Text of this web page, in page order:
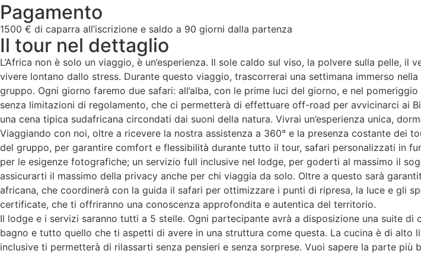
originale
era:
€ 5.900.
attuale
è:
€ 5.500.
Pagamento
1500 € di caparra all’iscrizione e saldo a 90 giorni dalla partenza
Il tour nel dettaglio
L’Africa non è solo un viaggio, è un’esperienza. Il sole caldo sul viso, la polvere sulla pelle,
vivere lontano dallo stress. Durante questo viaggio, trascorrerai una settimana immerso
gruppo. Ogni giorno faremo due safari: all’alba, con le prime luci del giorno, e nel
senza limitazioni di regolamento, che ci permetterà di effettuare off-road per avvicinarci ai
una cena tipica sudafricana circondati dai suoni della natura. Vivrai un’esperienza unica,
Viaggiando con noi, oltre a ricevere la nostra assistenza a 360° e la presenza costante
del gruppo, per garantire comfort e flessibilità durante tutto il tour, safari personalizzati in
per le esigenze fotografiche; un servizio full inclusive nel lodge, per goderti al massimo il
assicurarti il massimo della privacy anche per chi viaggia da solo. Oltre a questo sarà
africana, che coordinerà con la guida il safari per ottimizzare i punti di ripresa, la luce e gli
certificate, che ti offriranno una conoscenza approfondita e autentica del territorio.
Il lodge e i servizi saranno tutti a 5 stelle. Ogni partecipante avrà a disposizione una suite
bagno e tutto quello che ti aspetti di avere in una struttura come questa. La cucina è di
inclusive ti permetterà di rilassarti senza pensieri e senza sorprese. Vuoi sapere la parte